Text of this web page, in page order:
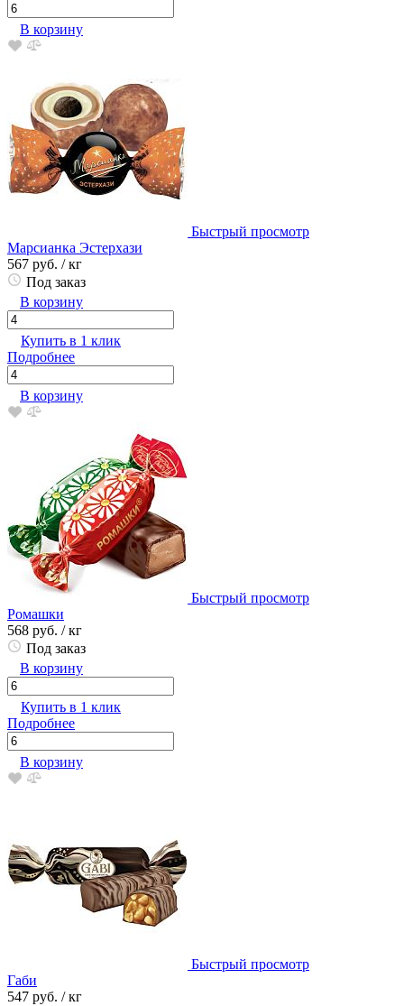
В корзину
Быстрый просмотр
Марсианка Эстерхази
567 руб. / кг
Под заказ
В корзину
Купить в 1 клик
Подробнее
В корзину
Быстрый просмотр
Ромашки
568 руб. / кг
Под заказ
В корзину
Купить в 1 клик
Подробнее
В корзину
Быстрый просмотр
Габи
547 руб. / кг